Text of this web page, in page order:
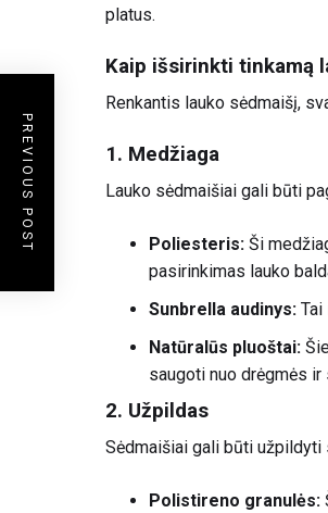
platus.
Kaip išsirinkti tinkamą
Renkantis lauko sėdmaišį,
1. Medžiaga
Lauko sėdmaišiai gali būti
Poliesteris: Ši
pasirinkimas lauko
Sunbrella audinys: Tai
Natūralūs pluoštai:
saugoti nuo drėgmės ir
2. Užpildas
Sėdmaišiai gali būti
Polistireno granulės:
PREVIOUS POST